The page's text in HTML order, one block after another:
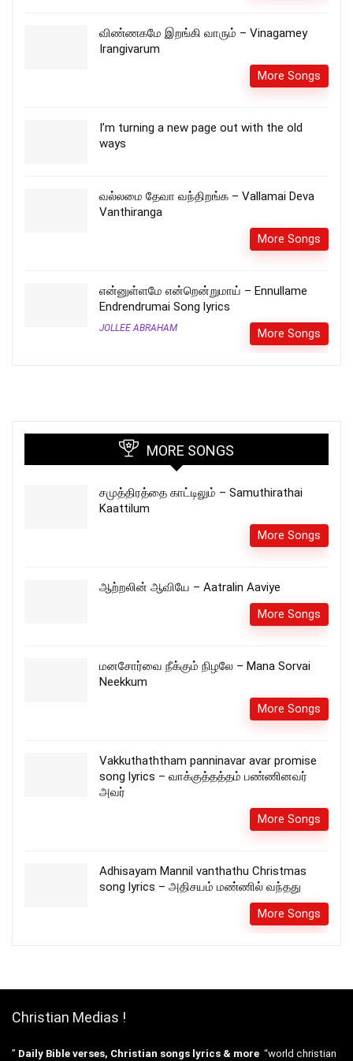
விண்ணகமே இறங்கி வாரும் – Vinagamey
Irangivarum
More Songs
I’m turning a new page out with the old
ways
வல்லமை தேவா வந்திறங்க – Vallamai Deva
Vanthiranga
More Songs
என்னுள்ளமே என்றென்றுமாய் – Ennullame
Endrendrumai Song lyrics
JOLLEE ABRAHAM More Songs
MORE SONGS
சமுத்திரத்தை காட்டிலும் – Samuthirathai
Kaattilum
More Songs
ஆற்றலின் ஆவியே – Aatralin Aaviye
More Songs
மனசோர்வை நீக்கும் நிழலே – Mana Sorvai
Neekkum
More Songs
Vakkuthaththam panninavar avar promise
song lyrics – வாக்குத்தத்தம் பண்ணினவர்
அவர்
More Songs
Adhisayam Mannil vanthathu Christmas
song lyrics – அதிசயம் மண்ணில் வந்தது
More Songs
Christian Medias !
” Daily Bible verses, Christian songs lyrics & more “world christian